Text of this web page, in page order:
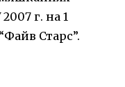
г. на 1
Старс”.